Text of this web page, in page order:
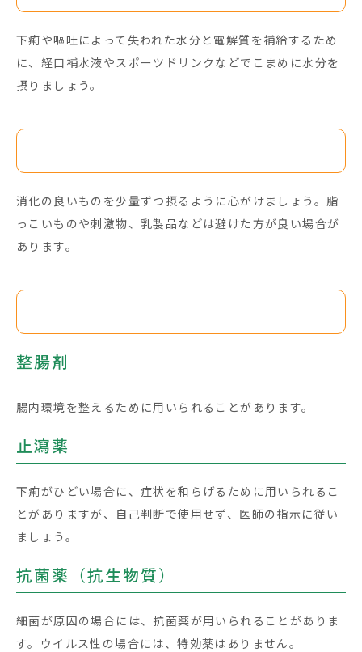
下痢や嘔吐によって失われた水分と電解質を補給するため
に、経口補水液やスポーツドリンクなどでこまめに水分を
摂りましょう。
消化の良いものを少量ずつ摂るように心がけましょう。脂
っこいものや刺激物、乳製品などは避けた方が良い場合が
あります。
整腸剤
腸内環境を整えるために用いられることがあります。
止瀉薬
下痢がひどい場合に、症状を和らげるために用いられるこ
とがありますが、自己判断で使用せず、医師の指示に従い
ましょう。
抗菌薬（抗生物質）
細菌が原因の場合には、抗菌薬が用いられることがありま
す。ウイルス性の場合には、特効薬はありません。